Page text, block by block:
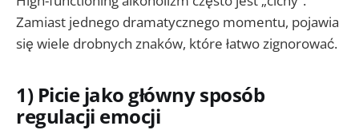
Zamiast jednego dramatycznego momentu, pojawia
się wiele drobnych znaków, które łatwo zignorować.
1) Picie jako główny sposób
regulacji emocji